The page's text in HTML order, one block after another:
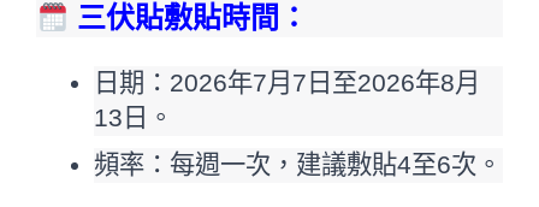
三伏貼敷貼時間：
日期：2026年7月7日至2026年8月
13日。
頻率：每週一次，建議敷貼4至6次。